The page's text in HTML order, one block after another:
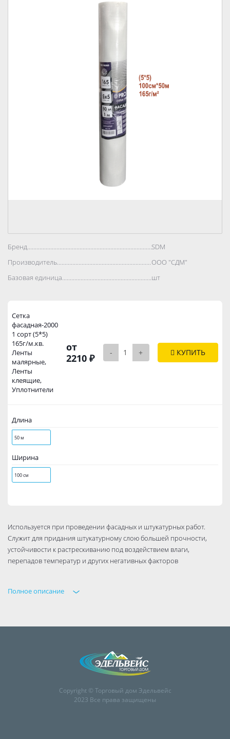
Бренд..................................................................................SDM
Производитель..................................................................................
ООО "СДМ"
Базовая единица..................................................................................
шт
Сетка
фасадная-2000
1 сорт (5*5)
165г/м.кв.
Ленты
малярные,
Ленты
клеящие,
Уплотнители
от
2210 ₽
- + КУПИТЬ
Длина
50 м
Ширина
100 см
Используется при проведении фасадных и штукатурных работ.
Служит для придания штукатурному слою большей прочности,
устойчивости к растрескиванию под воздействием влаги,
перепадов температур и других негативных факторов
Полное описание
Copyright © Торговый дом Эдельвейс
2023 Все права защищены